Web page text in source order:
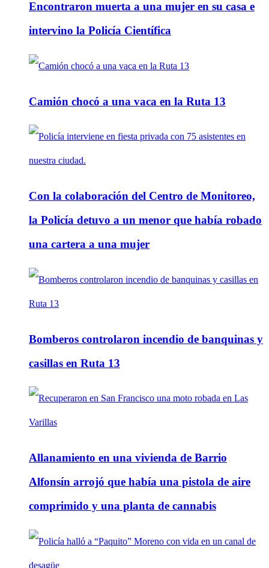
Encontraron muerta a una mujer en su casa e
intervino la Policía Científica
Camión chocó a una vaca en la Ruta 13
Con la colaboración del Centro de Monitoreo,
la Policía detuvo a un menor que había robado
una cartera a una mujer
Bomberos controlaron incendio de banquinas y
casillas en Ruta 13
Allanamiento en una vivienda de Barrio
Alfonsín arrojó que había una pistola de aire
comprimido y una planta de cannabis